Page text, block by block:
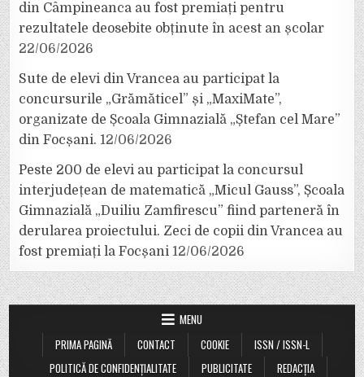
din Câmpineanca au fost premiați pentru
rezultatele deosebite obținute în acest an școlar
22/06/2026
Sute de elevi din Vrancea au participat la
concursurile „Grămăticel” și „MaxiMate”,
organizate de Școala Gimnazială „Ștefan cel Mare”
din Focșani. 12/06/2026
Peste 200 de elevi au participat la concursul
interjudețean de matematică „Micul Gauss”, Școala
Gimnazială „Duiliu Zamfirescu” fiind parteneră în
derularea proiectului. Zeci de copii din Vrancea au
fost premiați la Focșani 12/06/2026
MENU
PRIMA PAGINĂ
CONTACT COOKIE
ISSN / ISSN-L
POLITICĂ DE CONFIDENȚIALITATE
PUBLICITATE REDACȚIA